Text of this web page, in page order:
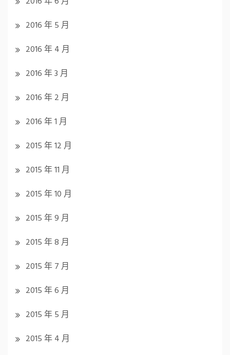
2016 年 5 月
2016 年 4 月
2016 年 3 月
2016 年 2 月
2016 年 1 月
2015 年 12 月
2015 年 11 月
2015 年 10 月
2015 年 9 月
2015 年 8 月
2015 年 7 月
2015 年 6 月
2015 年 5 月
2015 年 4 月